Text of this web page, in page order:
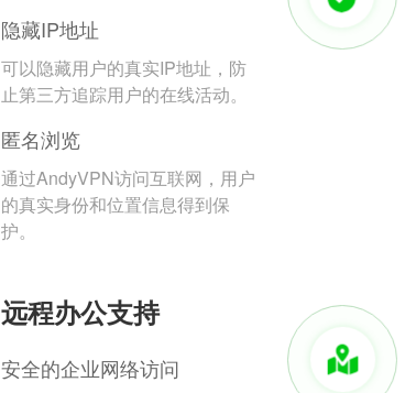
隐藏IP地址
可以隐藏用户的真实IP地址，防
止第三方追踪用户的在线活动。
匿名浏览
通过AndyVPN访问互联网，用户
的真实身份和位置信息得到保
护。
远程办公支持
安全的企业网络访问